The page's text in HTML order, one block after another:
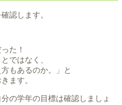
認します。
た！
ではなく、
もあるのか。」と
ます。
の学年の目標は確認しましょ